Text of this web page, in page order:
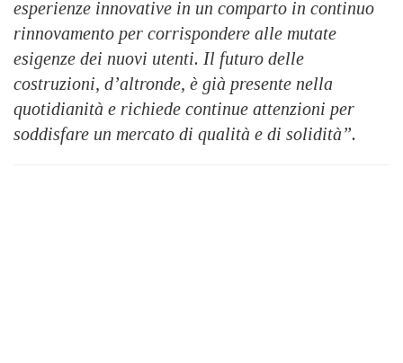
esperienze innovative in un comparto in continuo
rinnovamento per corrispondere alle mutate
esigenze dei nuovi utenti. Il futuro delle
costruzioni, d’altronde, è già presente nella
quotidianità e richiede continue attenzioni per
soddisfare un mercato di qualità e di solidità”.